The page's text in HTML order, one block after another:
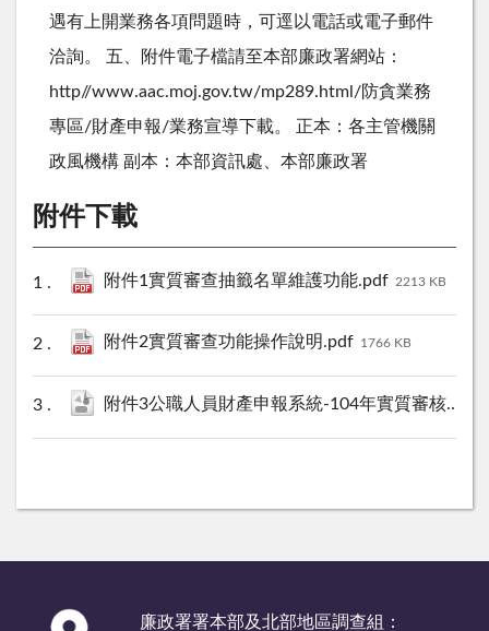
遇有上開業務各項問題時，可逕以電話或電子郵件
洽詢。 五、附件電子檔請至本部廉政署網站：
http//www.aac.moj.gov.tw/mp289.html/防貪業務
專區/財產申報/業務宣導下載。 正本：各主管機關
政風機構 副本：本部資訊處、本部廉政署
附件下載
附件1實質審查抽籤名單維護功能.pdf 2213 KB
附件2實質審查功能操作說明.pdf 1766 KB
附件3公職人員財產申報系統-104年實質審核資料比對結果表.ods
廉政署署本部及北部地區調查組：